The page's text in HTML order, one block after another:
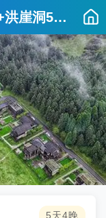
天生三桥+九黎城+乌江画廊+洪崖洞5日游
5天4晚